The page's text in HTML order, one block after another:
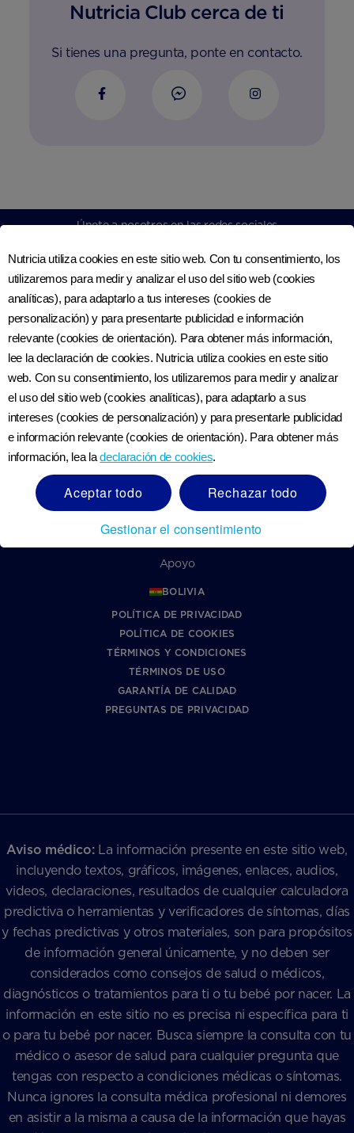
Nutricia Club cerca de ti
Si tienes una pregunta, ponte en contacto.
Únete a nosotros en las redes sociales
© Nutriciaclub 2026
Este sitio web es publicado por Nutricia Export B.V., Lange
Más de Nutriciaclub Bolivia
CONTÁCTANOS
¿CÓMO ESTÁ HECHA NUTRILON?
ACERCA DE NUTRICIA
REGISTRO
DECLARACIÓN DE ACCESIBILIDAD
Apoyo
BOLIVIA
POLÍTICA DE PRIVACIDAD
POLÍTICA DE COOKIES
TÉRMINOS Y CONDICIONES
TÉRMINOS DE USO
GARANTÍA DE CALIDAD
PREGUNTAS DE PRIVACIDAD
Aviso médico:La información presente en este sitio web,
incluyendo textos, gráficos, imágenes, enlaces, audios,
videos, declaraciones, resultados de cualquier calculadora
predictiva o herramientas y verificadores de síntomas, días
y fechas predictivas y otros materiales, son para propósitos
de información general únicamente, y no deben ser
considerados como consejos de salud o médicos,
diagnósticos o tratamientos para ti o tu bebé por nacer. La
información en este sitio no es precisa ni específica para ti
o para tu bebé por nacer. Busca siempre la consulta con tu
médico o asesor de salud para cualquier pregunta que
tengas con respecto a condiciones médicas o síntomas.
Nunca ignores la consulta médica profesional ni demores
en asistir a la misma a causa de la información que hayas
Nutricia utiliza cookies en este sitio web. Con tu consentimiento, los
utilizaremos para medir y analizar el uso del sitio web (cookies
analíticas), para adaptarlo a tus intereses (cookies de
personalización) y para presentarte publicidad e información
relevante (cookies de orientación). Para obtener más información,
lee la declaración de cookies. Nutricia utiliza cookies en este sitio
web. Con su consentimiento, los utilizaremos para medir y analizar
el uso del sitio web (cookies analíticas), para adaptarlo a sus
intereses (cookies de personalización) y para presentarle publicidad
e información relevante (cookies de orientación). Para obtener más
información, lea ladeclaración de cookies.
Aceptar todo
Rechazar todo
Gestionar el consentimiento